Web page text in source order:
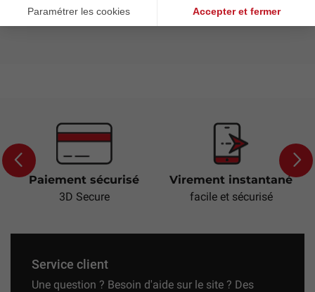
situation.
Previous
Paiement sécurisé
3D Secure
Virement instantané
facile et sécurisé
Service client
Une question ? Besoin d'aide sur le site ? Des